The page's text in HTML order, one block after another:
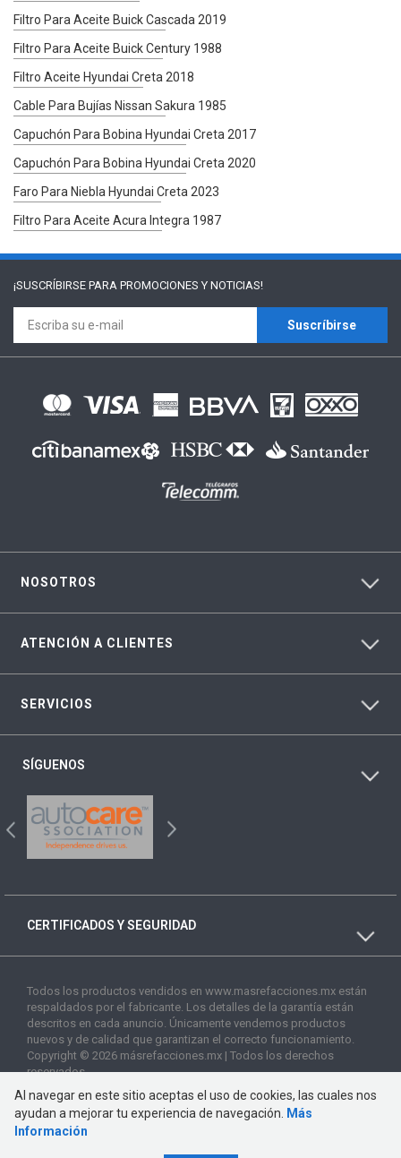
Filtro Para Aceite Buick Cascada 2019
Filtro Para Aceite Buick Century 1988
Filtro Aceite Hyundai Creta 2018
Cable Para Bujías Nissan Sakura 1985
Capuchón Para Bobina Hyundai Creta 2017
Capuchón Para Bobina Hyundai Creta 2020
Faro Para Niebla Hyundai Creta 2023
Filtro Para Aceite Acura Integra 1987
¡SUSCRÍBIRSE PARA PROMOCIONES Y NOTICIAS!
Suscríbirse
NOSOTROS
ATENCIÓN A CLIENTES
SERVICIOS
SÍGUENOS
CERTIFICADOS Y SEGURIDAD
Todos los productos vendidos en www.masrefacciones.mx están
respaldados por el fabricante. Los detalles de la garantía están
descritos en cada anuncio. Únicamente vendemos productos
nuevos y de calidad que garantizan el correcto funcionamiento.
Copyright © 2026 másrefacciones.mx | Todos los derechos
reservados
Al navegar en este sitio aceptas el uso de cookies, las cuales nos
ayudan a mejorar tu experiencia de navegación.
Más
Información